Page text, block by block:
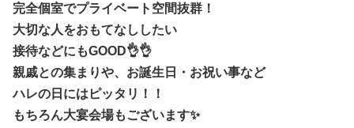
完全個室でプライベート空間抜群！
大切な人をおもてなししたい
接待などにもGOOD👌👌
親戚との集まりや、 お誕生日・お祝い事など
ハレの日にはピッタリ！！
もちろん大宴会場もございます✨